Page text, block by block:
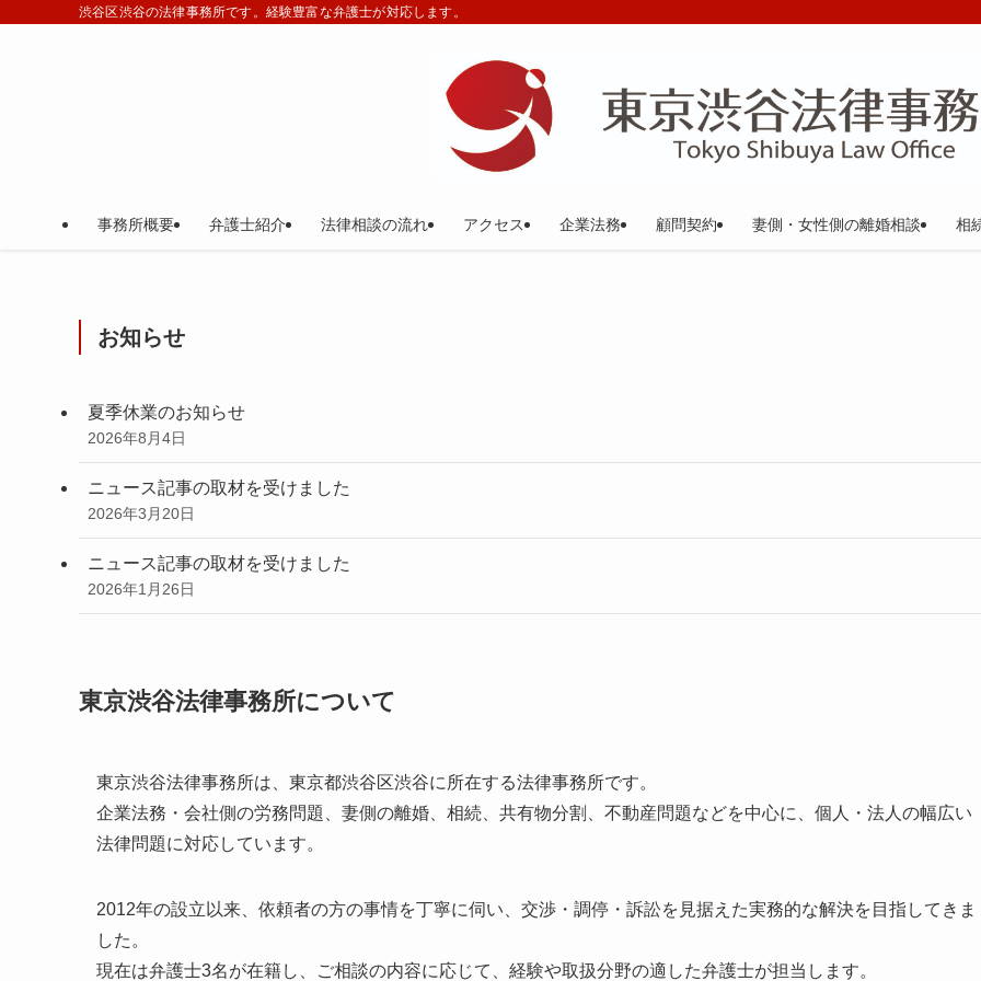
渋谷区渋谷の法律事務所です。経験豊富な弁護士が対応します。
事務所概要 弁護士紹介 法律相談の流れ アクセス 企業法務 顧問契約 妻側・女性側の離婚相談 相
お知らせ
夏季休業のお知らせ
2026年8月4日
ニュース記事の取材を受けました
2026年3月20日
ニュース記事の取材を受けました
2026年1月26日
東京渋谷法律事務所について
東京渋谷法律事務所は、東京都渋谷区渋谷に所在する法律事務所です。
企業法務・会社側の労務問題、妻側の離婚、相続、共有物分割、不動産問題などを中心に、個人・法人の幅広い
法律問題に対応しています。
2012年の設立以来、依頼者の方の事情を丁寧に伺い、交渉・調停・訴訟を見据えた実務的な解決を目指してきま
した。
現在は弁護士3名が在籍し、ご相談の内容に応じて、経験や取扱分野の適した弁護士が担当します。